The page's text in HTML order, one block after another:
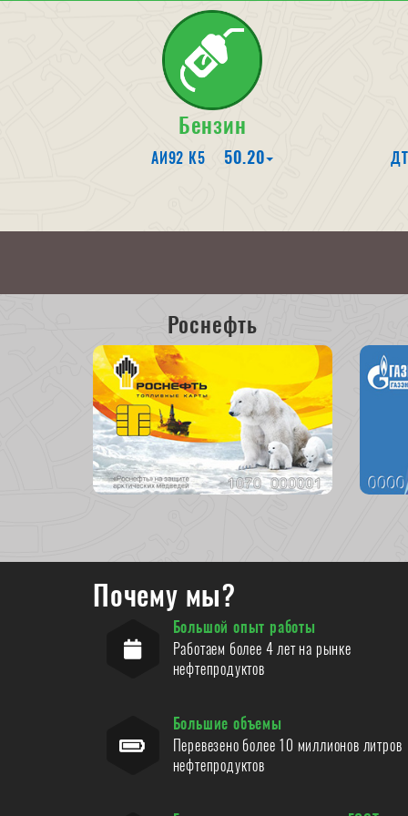
Бензин
АИ92 К5 50.20
Роснефть
Почему мы?
Большой опыт работы
Работаем более 4 лет на рынке
нефтепродуктов
Большие объемы
Перевезено более 10 миллионов литров
нефтепродуктов